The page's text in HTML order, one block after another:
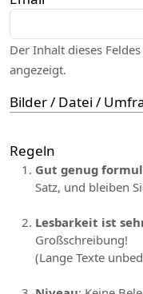
Der Inhalt dieses
angezeigt.
Bilder / Datei /
Regeln
Gut genug
Satz, und bleiben
Lesbarkeit ist
Großschreibung!
(Lange Texte